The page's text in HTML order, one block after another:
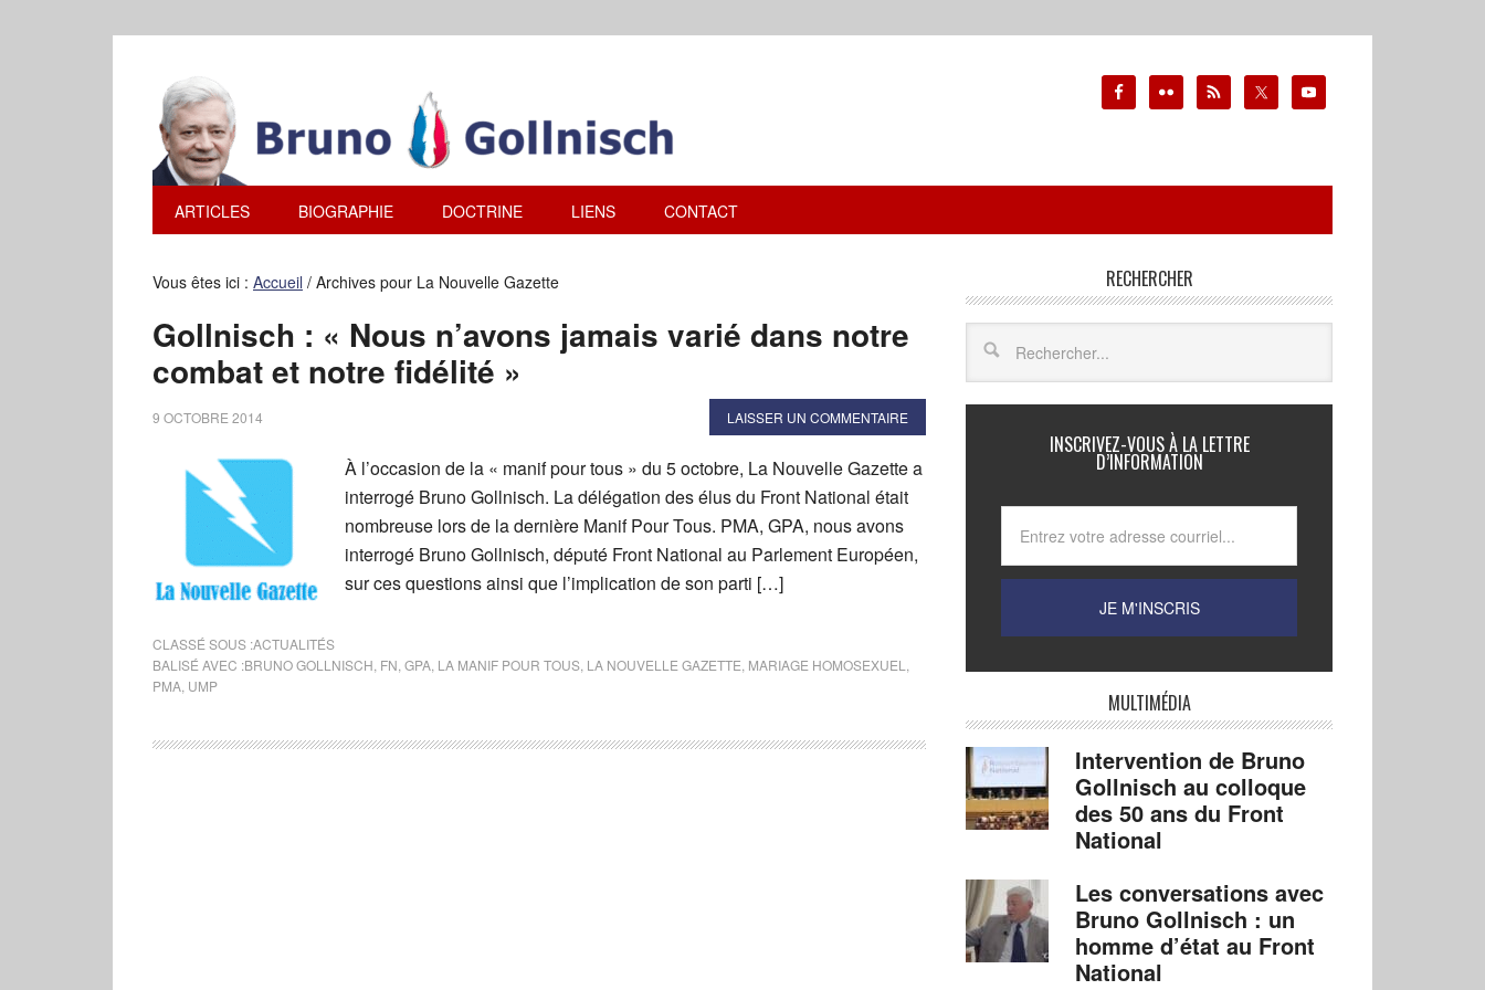
ARTICLES BIOGRAPHIE DOCTRINE LIENS CONTACT
Vous êtes ici : Accueil / Archives pour La Nouvelle Gazette
Gollnisch : « Nous n’avons jamais varié dans notre
combat et notre fidélité »
9 OCTOBRE 2014 LAISSER UN COMMENTAIRE
À l’occasion de la « manif pour tous » du 5 octobre, La Nouvelle Gazette a
interrogé Bruno Gollnisch. La délégation des élus du Front National était
nombreuse lors de la dernière Manif Pour Tous. PMA, GPA, nous avons
interrogé Bruno Gollnisch, député Front National au Parlement Européen,
sur ces questions ainsi que l’implication de son parti […]
CLASSÉ SOUS :ACTUALITÉS
BALISÉ AVEC :BRUNO GOLLNISCH FN GPA LA MANIF POUR TOUS LA NOUVELLE GAZETTE MARIAGE HOMOSEXUEL
PMA UMP
RECHERCHER
INSCRIVEZ-VOUS À LA LETTRE
D’INFORMATION
MULTIMÉDIA
Intervention de Bruno
Gollnisch au colloque
des 50 ans du Front
National
Les conversations avec
Bruno Gollnisch : un
homme d’état au Front
National